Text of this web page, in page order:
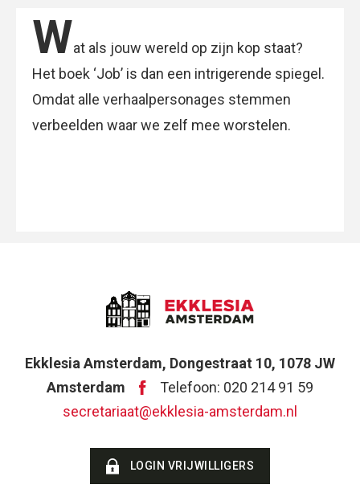
Wat als jouw wereld op zijn kop staat?
Het boek ‘Job’ is dan een intrigerende spiegel.
Omdat alle verhaalpersonages stemmen
verbeelden waar we zelf mee worstelen.
Ekklesia Amsterdam, Dongestraat 10, 1078 JW
Amsterdam
Telefoon: 020 214 91 59
secretariaat@ekklesia-amsterdam.nl
LOGIN VRIJWILLIGERS